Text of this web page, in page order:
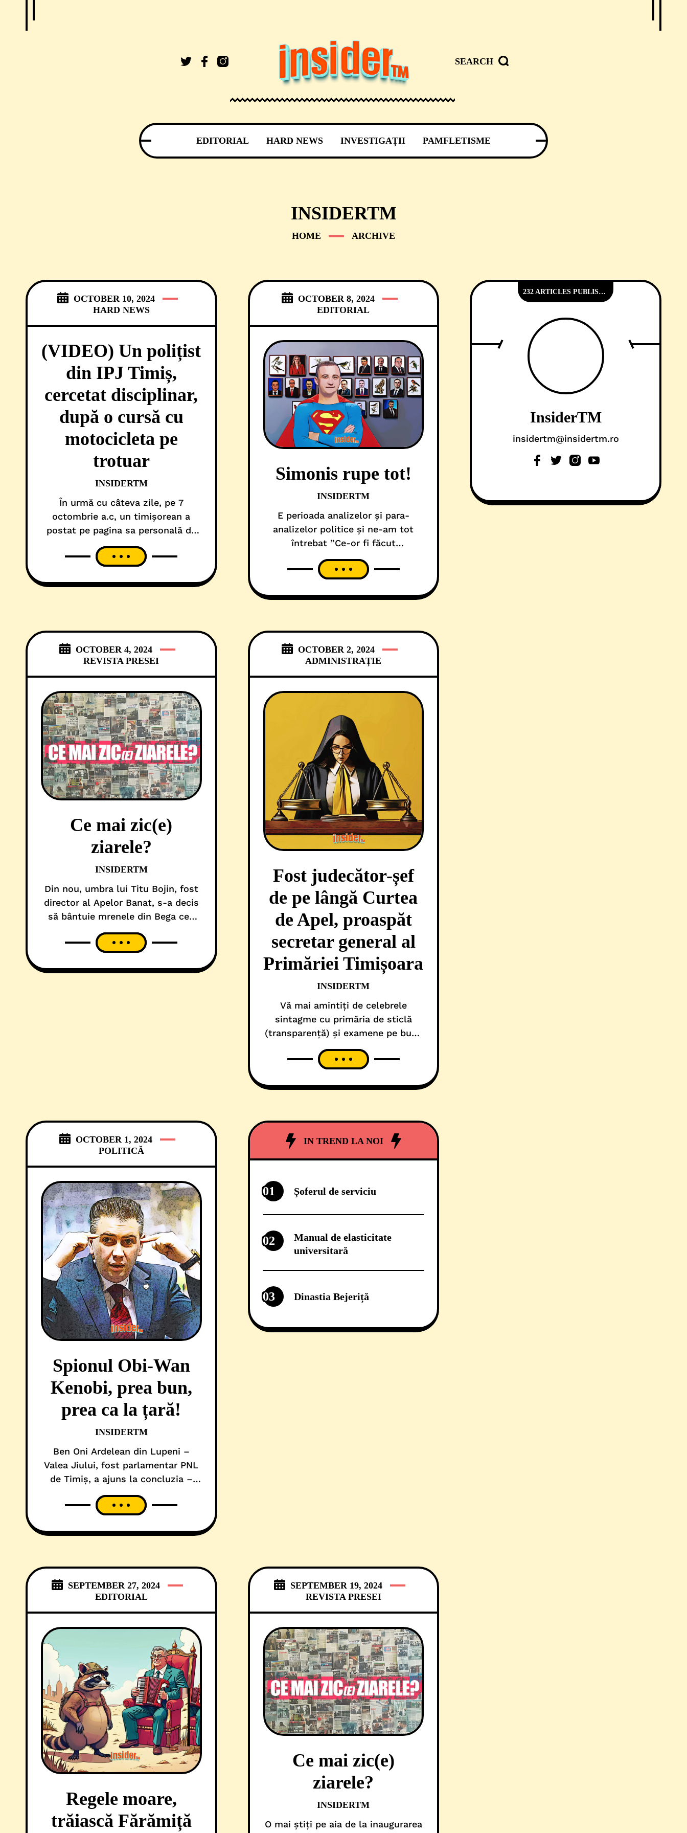
SEARCH
EDITORIAL HARD NEWS INVESTIGAȚII PAMFLETISME
INSIDERTM
HOME ARCHIVE
OCTOBER 10, 2024
HARD NEWS
(VIDEO) Un polițist
din IPJ Timiș,
cercetat disciplinar,
după o cursă cu
motocicleta pe
trotuar
INSIDERTM
În urmă cu câteva zile, pe 7
octombrie a.c, un timișorean a
postat pe pagina sa personală de
Facebook un video în care un
motociclist rula pe trotuar, printre
Timișoara, ca să evite aglomeratia
OCTOBER 8, 2024
EDITORIAL
Simonis rupe tot!
INSIDERTM
E perioada analizelor și para-
analizelor politice și ne-am tot
întrebat ”Ce-or fi făcut
parlamentarii noștri de Timiș, de
când sunt ei la butoanele acestei
documentăm și să ne jucăm cu
talente! Așa că ne
OCTOBER 4, 2024
REVISTA PRESEI
Ce mai zic(e)
ziarele?
INSIDERTM
Din nou, umbra lui Titu Bojin, fost
director al Apelor Banat, s-a decis
să bântuie mrenele din Bega cea
frumosă și lin curgătoare. Tot cu
ajutorul PSD! De data aceasta,
ani, după o viață întreagă de
OCTOBER 2, 2024
ADMINISTRAȚIE
Fost judecător-șef
de pe lângă Curtea
de Apel, proaspăt
secretar general al
Primăriei Timișoara
INSIDERTM
Vă mai amintiți de celebrele
sintagme cu primăria de sticlă
(transparență) și examene pe bune
(fără pile) în administrația locală,
rulate de primarul Dominic Fritz și
ocazie pe care au avut-o? Ei bine,
că
OCTOBER 1, 2024
POLITICĂ
Spionul Obi-Wan
Kenobi, prea bun,
prea ca la țară!
INSIDERTM
Ben Oni Ardelean din Lupeni –
Valea Jiului, fost parlamentar PNL
de Timiș, a ajuns la concluzia –
după ce nu i-a ieșit varianta de
reprezentant al României pentru
mult prea experimentat, în politici
Cum
IN TREND LA NOI
01 Șoferul de serviciu
02
Manual de elasticitate
universitară
03 Dinastia Bejeriță
SEPTEMBER 27, 2024
EDITORIAL
Regele moare,
trăiască Fărămiță
SEPTEMBER 19, 2024
REVISTA PRESEI
Ce mai zic(e)
ziarele?
INSIDERTM
O mai știți pe aia de la inaugurarea
232 ARTICLES PUBLISHED
InsiderTM
insidertm@insidertm.ro